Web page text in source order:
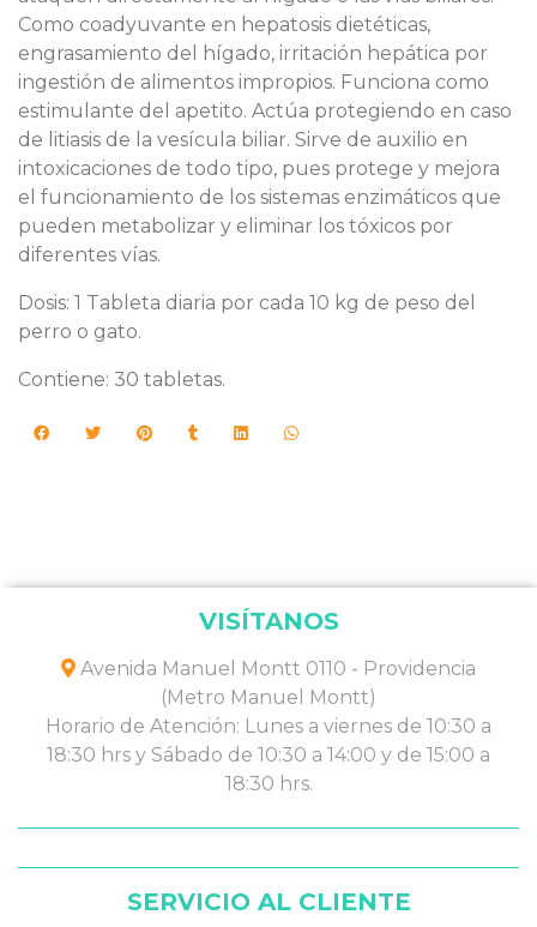
Como coadyuvante en hepatosis dietéticas,
engrasamiento del hígado, irritación hepática por
ingestión de alimentos impropios. Funciona como
estimulante del apetito. Actúa protegiendo en caso
de litiasis de la vesícula biliar. Sirve de auxilio en
intoxicaciones de todo tipo, pues protege y mejora
el funcionamiento de los sistemas enzimáticos que
pueden metabolizar y eliminar los tóxicos por
diferentes vías.
Dosis: 1 Tableta diaria por cada 10 kg de peso del
perro o gato.
Contiene: 30 tabletas.
VISÍTANOS
Avenida Manuel Montt 0110 - Providencia
(Metro Manuel Montt)
Horario de Atención: Lunes a viernes de 10:30 a
18:30 hrs y Sábado de 10:30 a 14:00 y de 15:00 a
18:30 hrs.
SERVICIO AL CLIENTE